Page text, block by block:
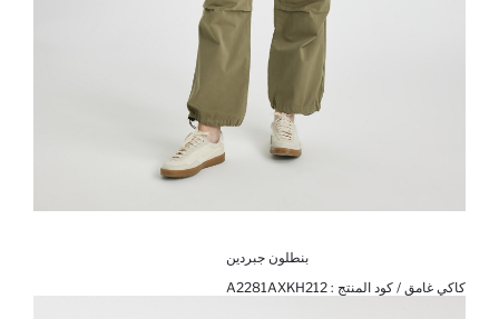
بنطلون جبردين
كاكي غامق / كود المنتج : A2281AXKH212